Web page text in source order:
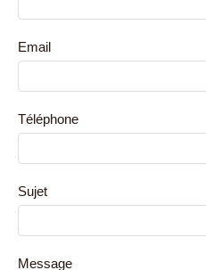
Email
Téléphone
Sujet
Message